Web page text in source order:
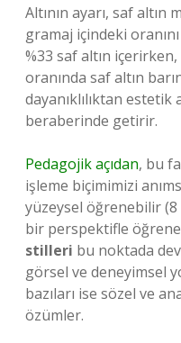
Altının ayarı, saf altın
gramaj içindeki
%33 saf altın içerirken,
oranında saf altın
dayanıklılıktan
beraberinde getirir.
Pedagojik açıdan, bu
işleme biçimimizi
yüzeysel öğrenebilir
bir perspektifle
stilleri bu noktada
görsel ve deneyimsel
bazıları ise sözel ve
özümler.